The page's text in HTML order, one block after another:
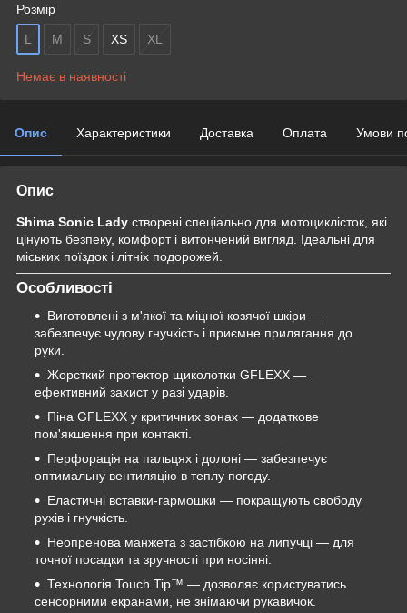
Розмір
L M S XS XL
Немає в наявності
Опис Характеристики Доставка Оплата Умови
Опис
Shima Sonic Lady створені спеціально для мотоциклісток, які
цінують безпеку, комфорт і витончений вигляд. Ідеальні для
міських поїздок і літніх подорожей.
Особливості
Виготовлені з м'якої та міцної козячої шкіри —
забезпечує чудову гнучкість і приємне прилягання до
руки.
Жорсткий протектор щиколотки GFLEXX —
ефективний захист у разі ударів.
Піна GFLEXX у критичних зонах — додаткове
пом'якшення при контакті.
Перфорація на пальцях і долоні — забезпечує
оптимальну вентиляцію в теплу погоду.
Еластичні вставки-гармошки — покращують свободу
рухів і гнучкість.
Неопренова манжета з застібкою на липучці — для
точної посадки та зручності при носінні.
Технологія Touch Tip™ — дозволяє користуватись
сенсорними екранами, не знімаючи рукавичок.